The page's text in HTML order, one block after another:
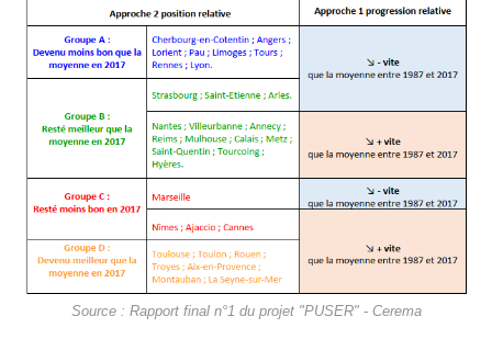
Source : Rapport final n°1 du projet "PUSER" - Cerema